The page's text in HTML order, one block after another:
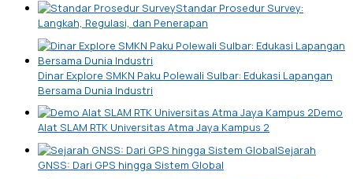
Standar Prosedur Survey:
Langkah, Regulasi, dan Penerapan
Dinar Explore SMKN Paku Polewali Sulbar: Edukasi Lapangan
Bersama Dunia Industri
Demo
Alat SLAM RTK Universitas Atma Jaya Kampus 2
Sejarah
GNSS: Dari GPS hingga Sistem Global